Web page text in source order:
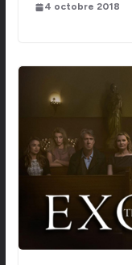
4 octobre 2018